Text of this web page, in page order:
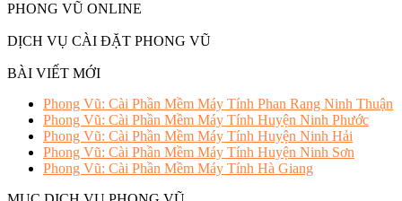
PHONG VŨ ONLINE
DỊCH VỤ CÀI ĐẶT PHONG VŨ
BÀI VIẾT MỚI
Phong Vũ: Cài Phần Mềm Máy Tính Phan Rang Ninh Thuận
Phong Vũ: Cài Phần Mềm Máy Tính Huyện Ninh Phước
Phong Vũ: Cài Phần Mềm Máy Tính Huyện Ninh Hải
Phong Vũ: Cài Phần Mềm Máy Tính Huyện Ninh Sơn
Phong Vũ: Cài Phần Mềm Máy Tính Hà Giang